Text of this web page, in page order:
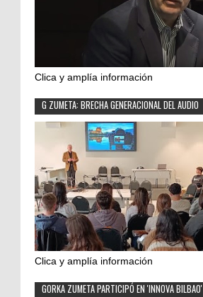
Clica y amplía información
G ZUMETA: BRECHA GENERACIONAL DEL AUDIO
Clica y amplía información
GORKA ZUMETA PARTICIPÓ EN 'INNOVA BILBAO'